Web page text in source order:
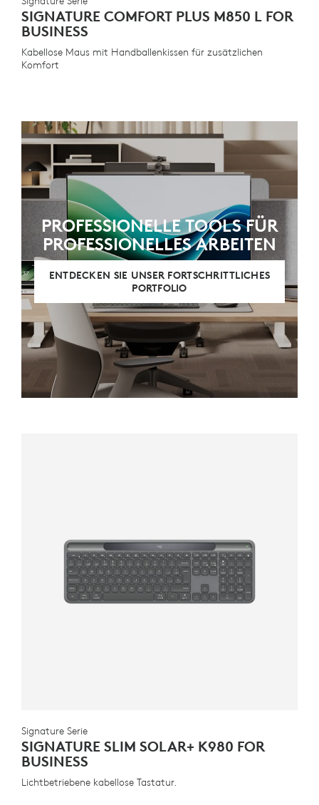
SIGNATURE COMFORT PLUS M850 L FOR
BUSINESS
Kabellose Maus mit Handballenkissen für zusätzlichen
Komfort
PROFESSIONELLE TOOLS FÜR
PROFESSIONELLES ARBEITEN
ENTDECKEN SIE UNSER FORTSCHRITTLICHES
PORTFOLIO
Signature Serie
SIGNATURE SLIM SOLAR+ K980 FOR
BUSINESS
Lichtbetriebene kabellose Tastatur.